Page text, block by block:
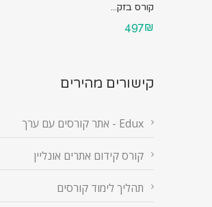
קורס בזק...
497₪
קישורים מהירים
Edux - אתר קורסים עם ערך
קורס קידום אתרים אונליין
תהליך לימוד קורסים